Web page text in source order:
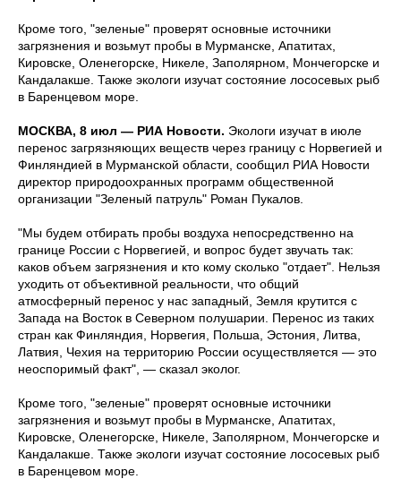
Кроме того, "зеленые" проверят основные источники
загрязнения и возьмут пробы в Мурманске, Апатитах,
Кировске, Оленегорске, Никеле, Заполярном, Мончегорске и
Кандалакше. Также экологи изучат состояние лососевых рыб
в Баренцевом море.
МОСКВА, 8 июл — РИА Новости. Экологи изучат в июле
перенос загрязняющих веществ через границу с Норвегией и
Финляндией в Мурманской области, сообщил РИА Новости
директор природоохранных программ общественной
организации "Зеленый патруль" Роман Пукалов.
"Мы будем отбирать пробы воздуха непосредственно на
границе России с Норвегией, и вопрос будет звучать так:
каков объем загрязнения и кто кому сколько "отдает". Нельзя
уходить от объективной реальности, что общий
атмосферный перенос у нас западный, Земля крутится с
Запада на Восток в Северном полушарии. Перенос из таких
стран как Финляндия, Норвегия, Польша, Эстония, Литва,
Латвия, Чехия на территорию России осуществляется — это
неоспоримый факт", — сказал эколог.
Кроме того, "зеленые" проверят основные источники
загрязнения и возьмут пробы в Мурманске, Апатитах,
Кировске, Оленегорске, Никеле, Заполярном, Мончегорске и
Кандалакше. Также экологи изучат состояние лососевых рыб
в Баренцевом море.